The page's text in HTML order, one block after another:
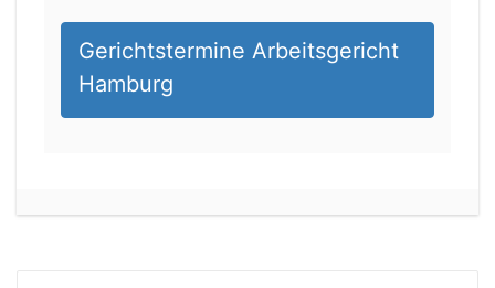
Gerichtstermine Arbeitsgericht
Hamburg